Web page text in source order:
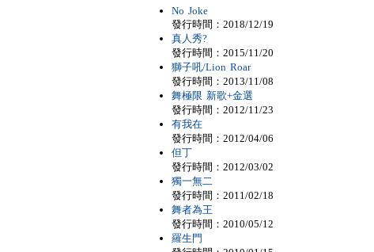
No Joke
發行時間：2018/12/19
真人秀?
發行時間：2015/11/20
獅子吼/Lion Roar
發行時間：2013/11/08
舞極限 新歌+金選
發行時間：2012/11/23
有我在
發行時間：2012/04/06
但丁
發行時間：2012/03/02
獨一無二
發行時間：2011/02/18
舞者為王
發行時間：2010/05/12
羅生門